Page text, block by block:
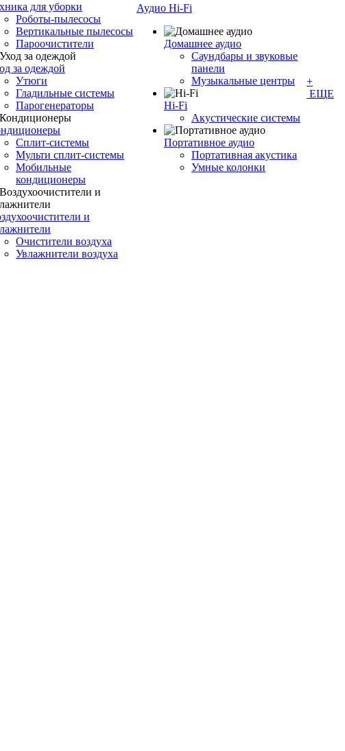
для уборки
Роботы-пылесосы
Вертикальные пылесосы
Пароочистители
за одеждой
Утюги
Гладильные системы
Парогенераторы
Сплит-системы
Мульти сплит-системы
Мобильные
кондиционеры
и
Очистители воздуха
Увлажнители воздуха
Аудио Hi-Fi
Домашнее аудио
Саундбары и звуковые
панели
Музыкальные центры
Hi-Fi
Акустические системы
Портативное аудио
Портативная акустика
Умные колонки
+
ЕЩЕ